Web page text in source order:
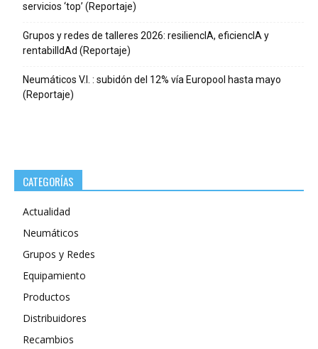
servicios ‘top’ (Reportaje)
Grupos y redes de talleres 2026: resiliencIA, eficiencIA y
rentabilIdAd (Reportaje)
Neumáticos V.I. : subidón del 12% vía Europool hasta mayo
(Reportaje)
CATEGORÍAS
Actualidad
Neumáticos
Grupos y Redes
Equipamiento
Productos
Distribuidores
Recambios